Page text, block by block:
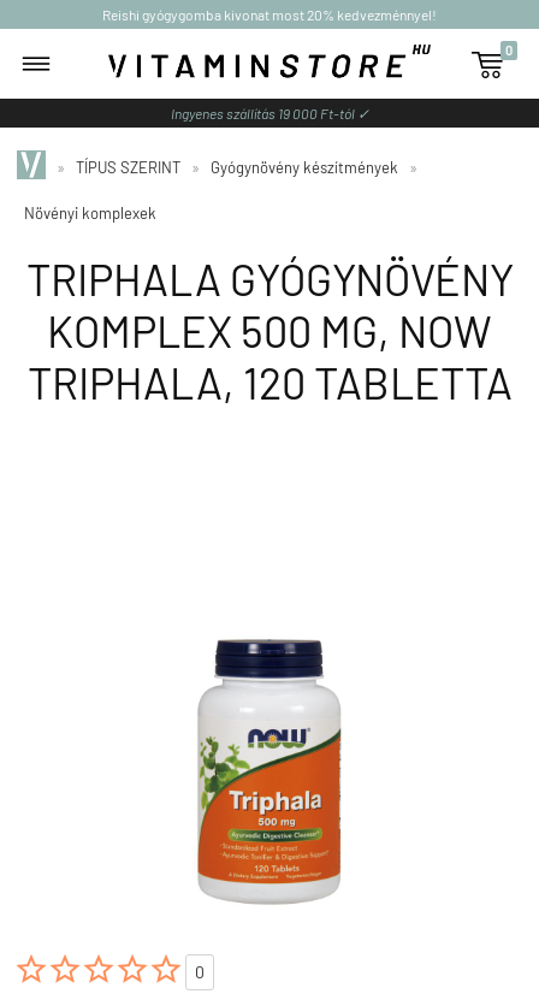
Reishi gyógygomba kivonat most 20% kedvezménnyel!

0
Ingyenes szállítás 19 000 Ft-tól ✓
» TÍPUS SZERINT » Gyógynövény készítmények »
Növényi komplexek
TRIPHALA GYÓGYNÖVÉNY
KOMPLEX 500 MG, NOW
TRIPHALA, 120 TABLETTA

0